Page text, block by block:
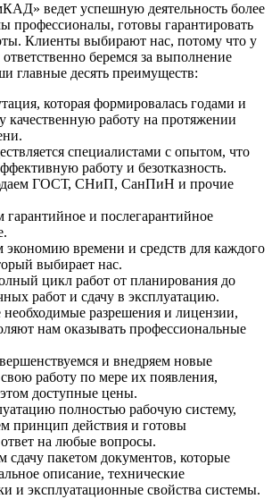
ведет успешную деятельность более
профессионалы, готовы гарантировать
Клиенты выбирают нас, потому что у
беремся за выполнение
главные десять преимуществ:
которая формировалась годами и
качественную работу на протяжении
специалистами с опытом, что
работу и безотказность.
ГОСТ, СНиП, СанПиН и прочие
гарантийное и послегарантийное
экономию времени и средств для каждого
выбирает нас.
цикл работ от планирования до
работ и сдачу в эксплуатацию.
необходимые разрешения и лицензии,
нам оказывать профессиональные
и внедряем новые
работу по мере их появления,
доступные цены.
полностью рабочую систему,
принцип действия и готовы
ответ на любые вопросы.
сдачу пакетом документов, которые
описание, технические
и эксплуатационные свойства системы.